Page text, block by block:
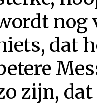
nog
dat
zijn, dat